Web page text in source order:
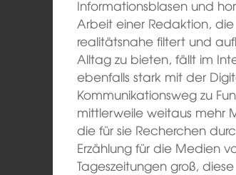
Informationsblasen und
Arbeit einer Redaktion,
realitätsnahe filtert und
Alltag zu bieten, fällt im
ebenfalls stark mit der
Kommunikationsweg zu
mittlerweile weitaus mehr
die für sie Recherchen
Erzählung für die Medien
Tageszeitungen groß,